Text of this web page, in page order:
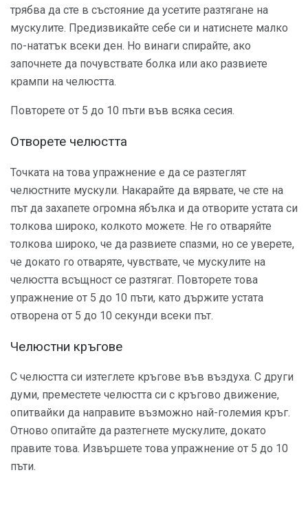
трябва да сте в състояние да усетите разтягане на
мускулите. Предизвикайте себе си и натиснете малко
по-нататък всеки ден. Но винаги спирайте, ако
започнете да почувствате болка или ако развиете
крампи на челюстта.
Повторете от 5 до 10 пъти във всяка сесия.
Отворете челюстта
Точката на това упражнение е да се разтеглят
челюстните мускули. Накарайте да вярвате, че сте на
път да захапете огромна ябълка и да отворите устата си
толкова широко, колкото можете. Не го отваряйте
толкова широко, че да развиете спазми, но се уверете,
че докато го отваряте, чувствате, че мускулите на
челюстта всъщност се разтягат. Повторете това
упражнение от 5 до 10 пъти, като държите устата
отворена от 5 до 10 секунди всеки път.
Челюстни кръгове
С челюстта си изтеглете кръгове във въздуха. С други
думи, преместете челюстта си с кръгово движение,
опитвайки да направите възможно най-големия кръг.
Отново опитайте да разтегнете мускулите, докато
правите това. Извършете това упражнение от 5 до 10
пъти.